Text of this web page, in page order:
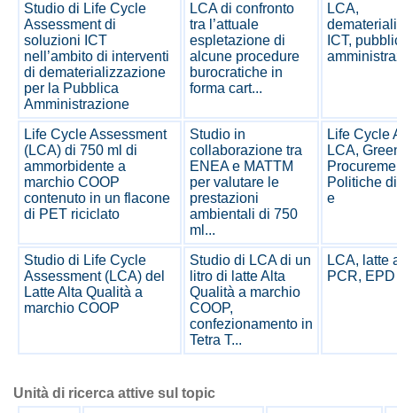
Studio di Life Cycle
Assessment di
soluzioni ICT
nell’ambito di interventi
di dematerializzazione
per la Pubblica
Amministrazione
LCA di confronto
tra l’attuale
espletazione di
alcune procedure
burocratiche in
forma cart...
LCA,
ICT,
Life Cycle Assessment
(LCA) di 750 ml di
ammorbidente a
marchio COOP
contenuto in un flacone
di PET riciclato
Studio in
collaborazione tra
ENEA e MATTM
per valutare le
prestazioni
ambientali di 750
ml...
Life Cycle
LCA,
Politiche
e
Studio di Life Cycle
Assessment (LCA) del
Latte Alta Qualità a
marchio COOP
Studio di LCA di un
litro di latte Alta
Qualità a marchio
COOP,
confezionamento in
Tetra T...
LCA, latte
PCR, EPD
Unità di ricerca attive sul topic